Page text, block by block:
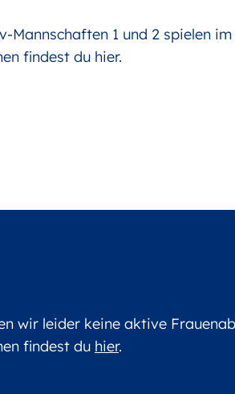
Mannschaften 1 und 2 spielen
findest du hier.
wir leider keine aktive
findest du hier.